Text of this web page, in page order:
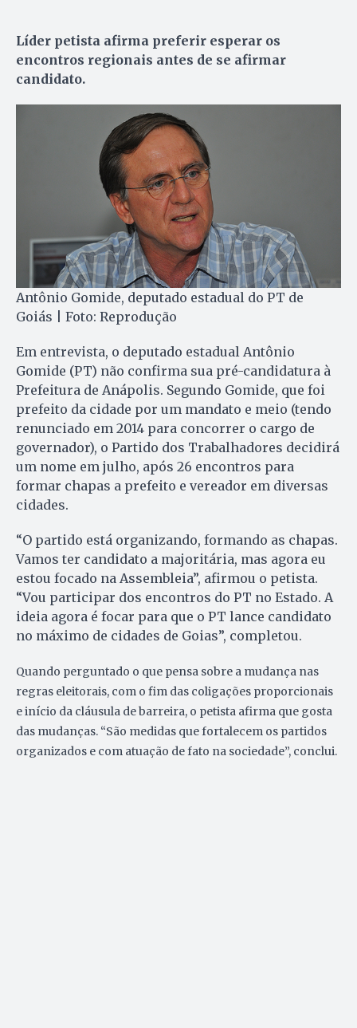
Líder petista afirma preferir esperar os
encontros regionais antes de se afirmar
candidato.
Antônio Gomide, deputado estadual do PT de
Goiás | Foto: Reprodução
Em entrevista, o deputado estadual Antônio
Gomide (PT) não confirma sua pré-candidatura à
Prefeitura de Anápolis. Segundo Gomide, que foi
prefeito da cidade por um mandato e meio (tendo
renunciado em 2014 para concorrer o cargo de
governador), o Partido dos Trabalhadores decidirá
um nome em julho, após 26 encontros para
formar chapas a prefeito e vereador em diversas
cidades.
“O partido está organizando, formando as chapas.
Vamos ter candidato a majoritária, mas agora eu
estou focado na Assembleia”, afirmou o petista.
“Vou participar dos encontros do PT no Estado. A
ideia agora é focar para que o PT lance candidato
no máximo de cidades de Goias”, completou.
Quando perguntado o que pensa sobre a mudança nas
regras eleitorais, com o fim das coligações proporcionais
e início da cláusula de barreira, o petista afirma que gosta
das mudanças. “São medidas que fortalecem os partidos
organizados e com atuação de fato na sociedade”, conclui.